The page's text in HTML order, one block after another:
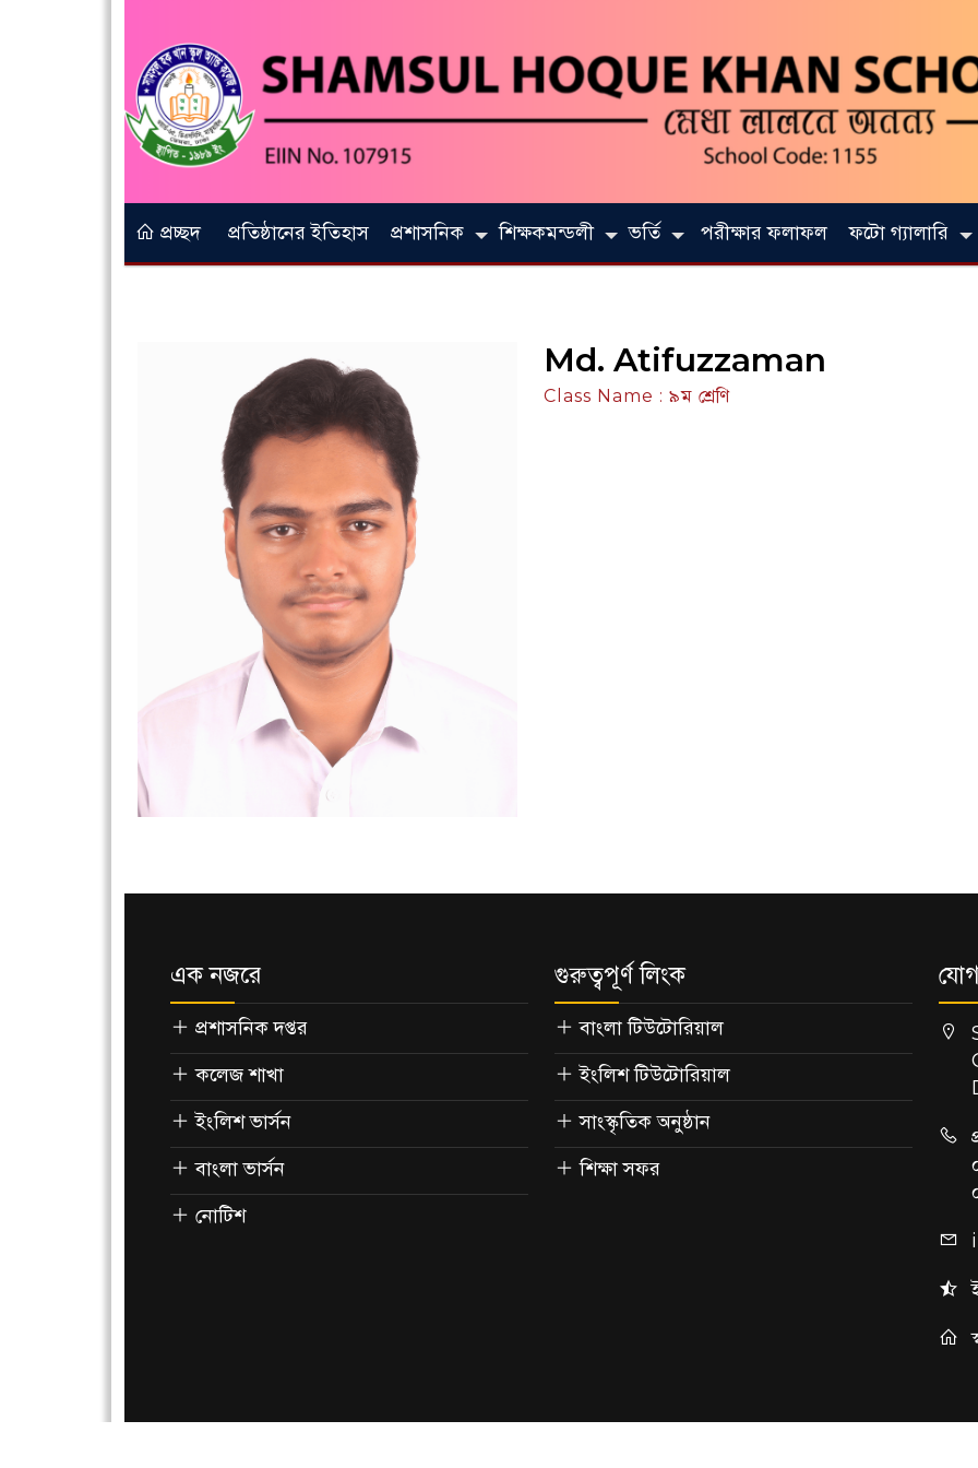
প্রচ্ছদ প্রতিষ্ঠানের ইতিহাস প্রশাসনিক শিক্ষকমন্ডলী ভর্তি পরীক্ষার ফলাফল ফটো গ্যালারি
Md. Atifuzzaman
Class Name : ৯ম শ্রেণি
এক নজরে
প্রশাসনিক দপ্তর
কলেজ শাখা
ইংলিশ ভার্সন
বাংলা ভার্সন
নোটিশ
গুরুত্বপূর্ণ লিংক
বাংলা টিউটোরিয়াল
ইংলিশ টিউটোরিয়াল
সাংস্কৃতিক অনুষ্ঠান
শিক্ষা সফর